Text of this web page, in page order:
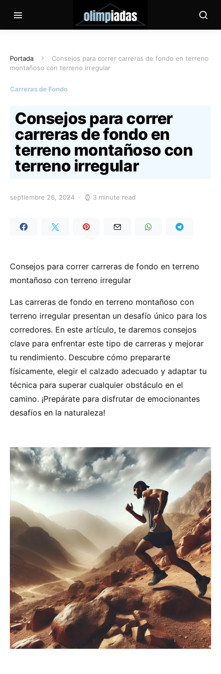
Portada
Consejos para correr carreras de fondo en terreno
montañoso con terreno irregular
Carreras de Fondo
Consejos para correr
carreras de fondo en
terreno montañoso con
terreno irregular
septiembre 26, 2024 3 minute read
Consejos para correr carreras de fondo en terreno
montañoso con terreno irregular
Las carreras de fondo en terreno montañoso con
terreno irregular presentan un desafío único para los
corredores. En este artículo, te daremos consejos
clave para enfrentar este tipo de carreras y mejorar
tu rendimiento. Descubre cómo prepararte
físicamente, elegir el calzado adecuado y adaptar tu
técnica para superar cualquier obstáculo en el
camino. ¡Prepárate para disfrutar de emocionantes
desafíos en la naturaleza!